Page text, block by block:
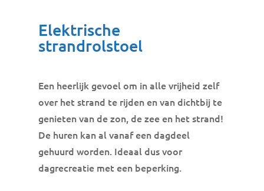
Elektrische
strandrolstoel
Een heerlijk gevoel om in alle vrijheid zelf
over het strand te rijden en van dichtbij te
genieten van de zon, de zee en het strand!
De huren kan al vanaf een dagdeel
gehuurd worden. Ideaal dus voor
dagrecreatie met een beperking.